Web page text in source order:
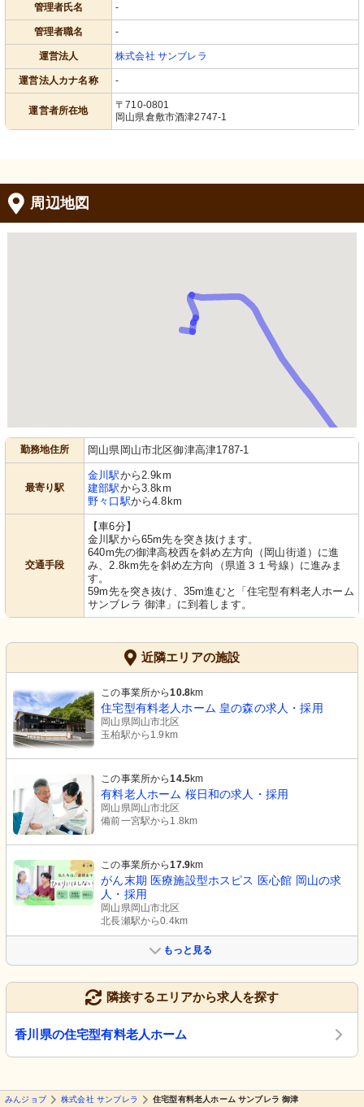
管理者氏名 -
管理者職名 -
運営法人 株式会社 サンブレラ
運営法人カナ名称 -
運営者所在地
〒710-0801
岡山県倉敷市酒津2747-1
周辺地図
勤務地住所 岡山県岡山市北区御津高津1787-1
最寄り駅
金川駅から2.9km
建部駅から3.8km
野々口駅から4.8km
交通手段
【車6分】
金川駅から65m先を突き抜けます。
640m先の御津高校西を斜め左方向（岡山街道）に進
み、2.8km先を斜め左方向（県道３１号線）に進みま
す。
59m先を突き抜け、35m進むと「住宅型有料老人ホーム
サンブレラ 御津」に到着します。
近隣エリアの施設
この事業所から10.8km
住宅型有料老人ホーム 皇の森の求人・採用
岡山県岡山市北区
玉柏駅から1.9km
この事業所から14.5km
有料老人ホーム 桜日和の求人・採用
岡山県岡山市北区
備前一宮駅から1.8km
この事業所から17.9km
がん末期 医療施設型ホスピス 医心館 岡山の求
人・採用
岡山県岡山市北区
北長瀬駅から0.4km
もっと見る
隣接するエリアから求人を探す
香川県の住宅型有料老人ホーム
みんジョブ 株式会社 サンブレラ 住宅型有料老人ホーム サンブレラ 御津